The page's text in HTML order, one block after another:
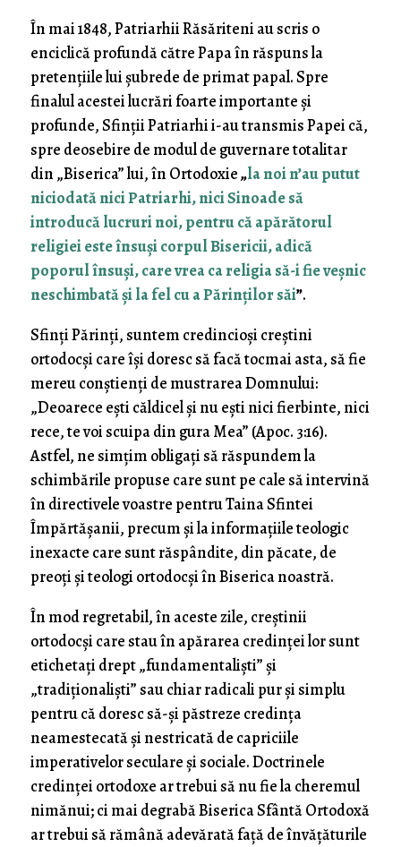
În mai 1848, Patriarhii Răsăriteni au scris o
enciclică profundă către Papa în răspuns la
pretențiile lui șubrede de primat papal. Spre
finalul acestei lucrări foarte importante și
profunde, Sfinții Patriarhi i-au transmis Papei că,
spre deosebire de modul de guvernare totalitar
din „Biserica” lui, în Ortodoxie„la noi n’au putut
niciodată nici Patriarhi, nici Sinoade să
introducă lucruri noi, pentru că apărătorul
religiei este însuşi corpul Bisericii, adică
poporul însuşi, care vrea ca religia să-i fie veşnic
neschimbată şi la fel cu a Părinţilor săi”.
Sfinți Părinți, suntem credincioși creștini
ortodocși care își doresc să facă tocmai asta, să fie
mereu conștienți de mustrarea Domnului:
„Deoarece ești căldicel și nu ești nici fierbinte, nici
rece, te voi scuipa din gura Mea” (Apoc. 3:16).
Astfel, ne simțim obligați să răspundem la
schimbările propuse care sunt pe cale să intervină
în directivele voastre pentru Taina Sfintei
Împărtășanii, precum și la informațiile teologic
inexacte care sunt răspândite, din păcate, de
preoți și teologi ortodocși în Biserica noastră.
În mod regretabil, în aceste zile, creștinii
ortodocși care stau în apărarea credinței lor sunt
etichetați drept „fundamentaliști” și
„tradiționaliști” sau chiar radicali pur și simplu
pentru că doresc să-și păstreze credința
neamestecată și nestricată de capriciile
imperativelor seculare și sociale. Doctrinele
credinței ortodoxe ar trebui să nu fie la cheremul
nimănui; ci mai degrabă Biserica Sfântă Ortodoxă
ar trebui să rămână adevărată față de învățăturile